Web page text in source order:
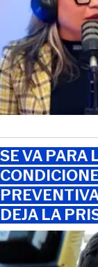
SE VA PARA
DEJA LA